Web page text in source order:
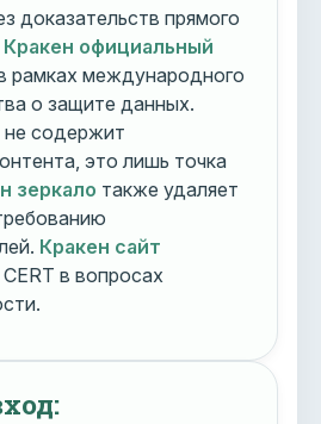
доказательств прямого
Кракен официальный
рамках международного
о защите данных.
не содержит
это лишь точка
зеркало также удаляет
Кракен сайт
в вопросах